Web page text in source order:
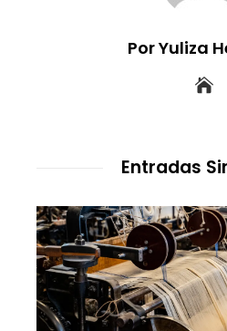
Por Yuliza
Entradas